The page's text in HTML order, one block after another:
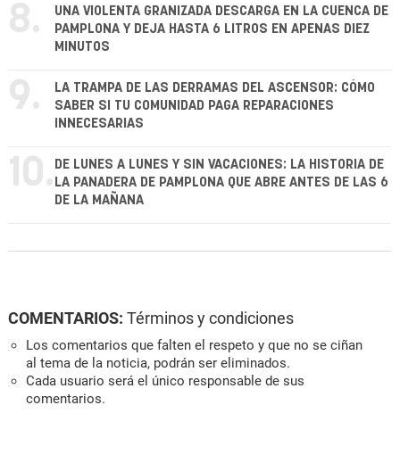
8.
UNA VIOLENTA GRANIZADA DESCARGA EN LA CUENCA DE
PAMPLONA Y DEJA HASTA 6 LITROS EN APENAS DIEZ
MINUTOS
9.
LA TRAMPA DE LAS DERRAMAS DEL ASCENSOR: CÓMO
SABER SI TU COMUNIDAD PAGA REPARACIONES
INNECESARIAS
10. DE LUNES A LUNES Y SIN VACACIONES: LA HISTORIA DE
LA PANADERA DE PAMPLONA QUE ABRE ANTES DE LAS 6
DE LA MAÑANA
COMENTARIOS: Términos y condiciones
Los comentarios que falten el respeto y que no se ciñan
al tema de la noticia, podrán ser eliminados.
Cada usuario será el único responsable de sus
comentarios.